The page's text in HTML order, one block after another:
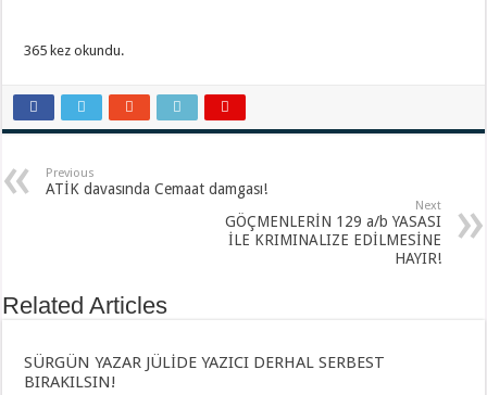
365 kez okundu.
Previous
ATİK davasında Cemaat damgası!
Next
GÖÇMENLERİN 129 a/b YASASI
İLE KRIMINALIZE EDİLMESİNE
HAYIR!
Related Articles
SÜRGÜN YAZAR JÜLİDE YAZICI DERHAL SERBEST
BIRAKILSIN!